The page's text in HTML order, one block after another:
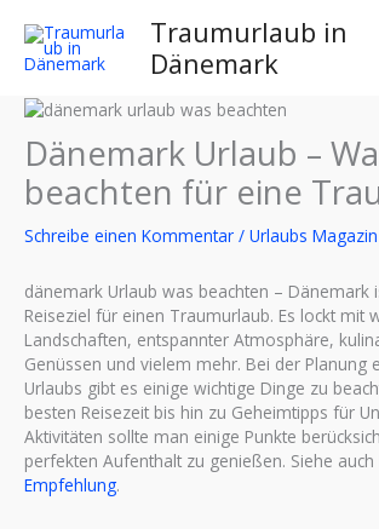
Inhalt
springen
Traumurlaub in
Dänemark
Dänemark Urlaub –
beachten für eine
Schreibe einen Kommentar / Urlaubs Magazin
dänemark Urlaub was beachten – Dänemark
Reiseziel für einen Traumurlaub. Es lockt mit
Landschaften, entspannter Atmosphäre,
Genüssen und vielem mehr. Bei der Planung
Urlaubs gibt es einige wichtige Dinge zu
besten Reisezeit bis hin zu Geheimtipps für
Aktivitäten sollte man einige Punkte
perfekten Aufenthalt zu genießen. Siehe auch
Empfehlung.